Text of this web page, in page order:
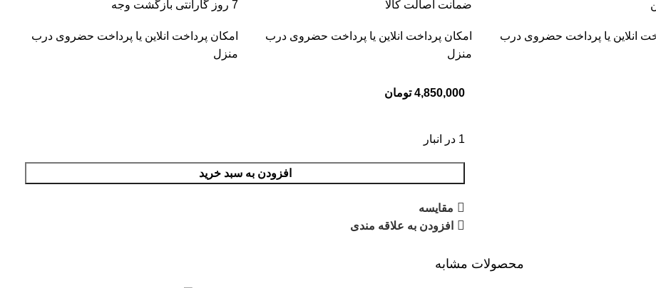
انلاین یا پرداخت حضروی درب
ضمانت اصالت کالا
امکان پرداخت انلاین یا پرداخت حضروی درب
منزل
7 روز گارانتی بازگشت وجه
امکان پرداخت انلاین یا پرداخت حضروی درب
منزل
4,850,000 تومان
1 در انبار
افزودن به سبد خرید
مقایسه
افزودن به علاقه مندی
محصولات مشابه